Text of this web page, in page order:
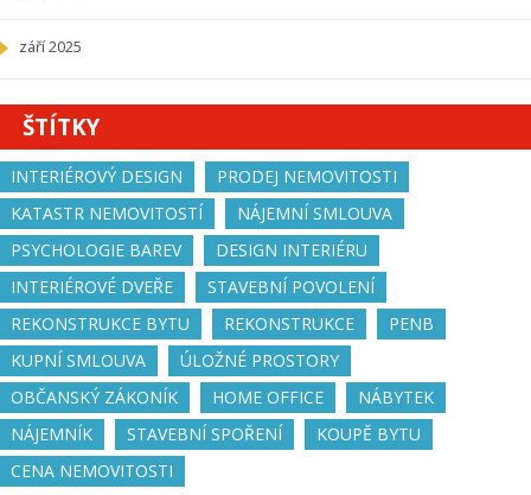
září 2025
ŠTÍTKY
INTERIÉROVÝ DESIGN
PRODEJ NEMOVITOSTI
KATASTR NEMOVITOSTÍ
NÁJEMNÍ SMLOUVA
PSYCHOLOGIE BAREV
DESIGN INTERIÉRU
INTERIÉROVÉ DVEŘE
STAVEBNÍ POVOLENÍ
REKONSTRUKCE BYTU
REKONSTRUKCE
PENB
KUPNÍ SMLOUVA
ÚLOŽNÉ PROSTORY
OBČANSKÝ ZÁKONÍK
HOME OFFICE
NÁBYTEK
NÁJEMNÍK
STAVEBNÍ SPOŘENÍ
KOUPĚ BYTU
CENA NEMOVITOSTI